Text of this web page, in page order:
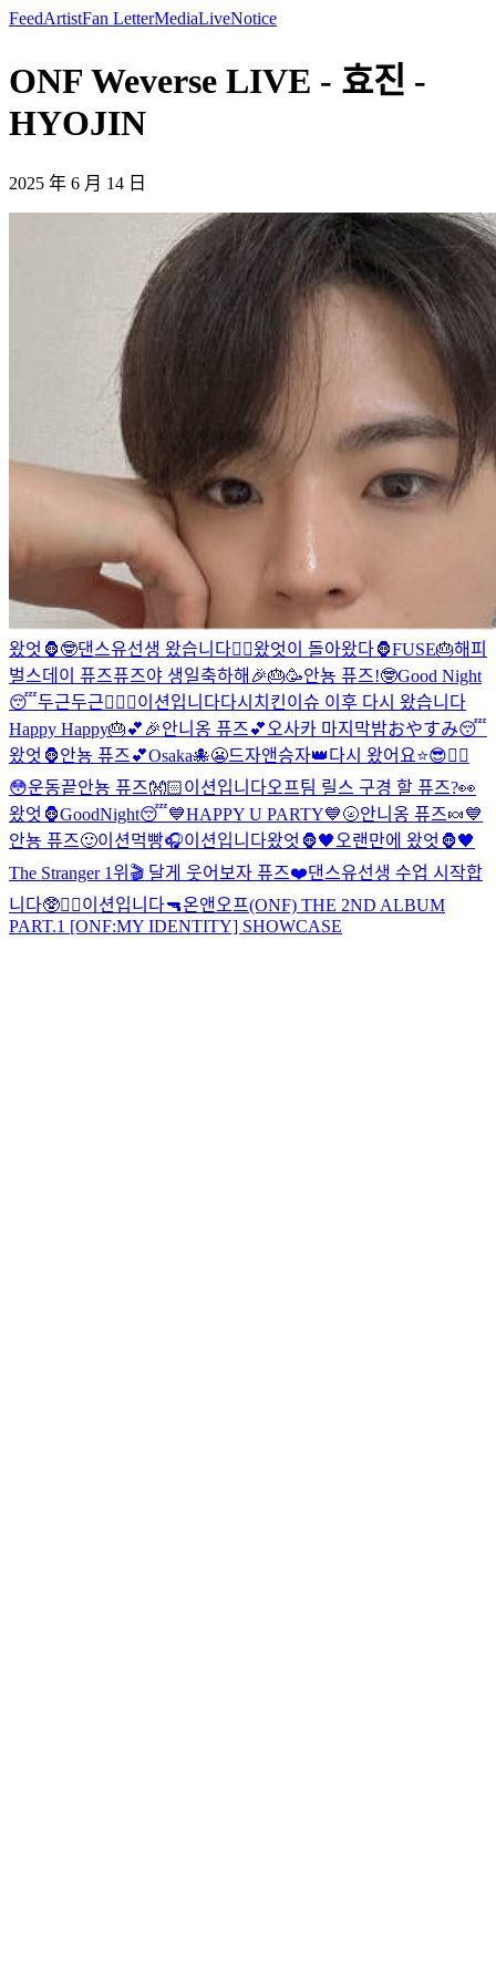
FeedArtistFan LetterMediaLiveNotice
ONF Weverse LIVE - 효진 -
HYOJIN
2025 年 6 月 14 日
왔엇🦍🤓댄스유선생 왔습니다❤️‍🔥왔엇이 돌아왔다🦍FUSE🎂해피
벌스데이 퓨즈퓨즈야 생일축하해🎉🎂🥳안뇽 퓨즈!🤓Good Night
😴두근두근❤️‍🔥 😬이션입니다다시 치킨이슈 이후 다시 왔습니다
Happy Happy🎂💕🎉안니옹 퓨즈💕 오사카 마지막밤おやすみ😴
왔엇🦍안뇽 퓨즈💕Osaka🐙😬드자앤승자👑다시 왔어요⭐️😎❤️‍🔥
😳운동끝안뇽 퓨즈👐🏻이션입니다오프팀 릴스 구경 할 퓨즈?👀
왔엇🦍GoodNight😴💙HAPPY U PARTY💙🌝안니옹 퓨즈🍬💙
안뇽 퓨즈🙂이션먹빵🎧이션입니다왔엇🦍🖤 오랜만에 왔엇🦍🖤
The Stranger 1위🎬 달게 웃어보자 퓨즈❤️댄스유선생 수업 시작합
니다🥸❤️‍🔥이션입니다🔫온앤오프(ONF) THE 2ND ALBUM
PART.1 [ONF:MY IDENTITY] SHOWCASE